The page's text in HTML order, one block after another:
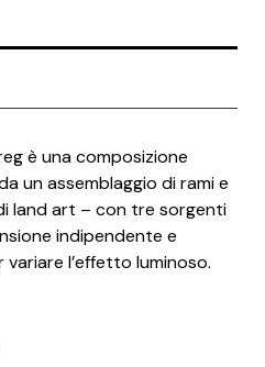
è una composizione
un assemblaggio di rami e
land art – con tre sorgenti
indipendente e
l’effetto luminoso.